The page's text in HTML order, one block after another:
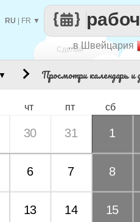
Сделай
..в Швейцария
RU FR ▼
Просмотри календарь и
чт пт сб
30 31 1
6 7 8
13 14 15